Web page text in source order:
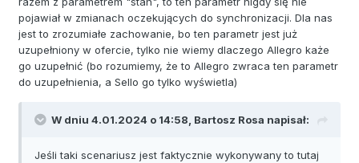
pojawiał w zmianach oczekujących do synchronizacji. Dla nas
jest to zrozumiałe zachowanie, bo ten parametr jest już
uzupełniony w ofercie, tylko nie wiemy dlaczego Allegro każe
go uzupełnić (bo rozumiemy, że to Allegro zwraca ten parametr
do uzupełnienia, a Sello go tylko wyświetla)
W dniu 4.01.2024 o 14:58, Bartosz Rosa napisał:
Jeśli taki scenariusz jest faktycznie wykonywany to tutaj